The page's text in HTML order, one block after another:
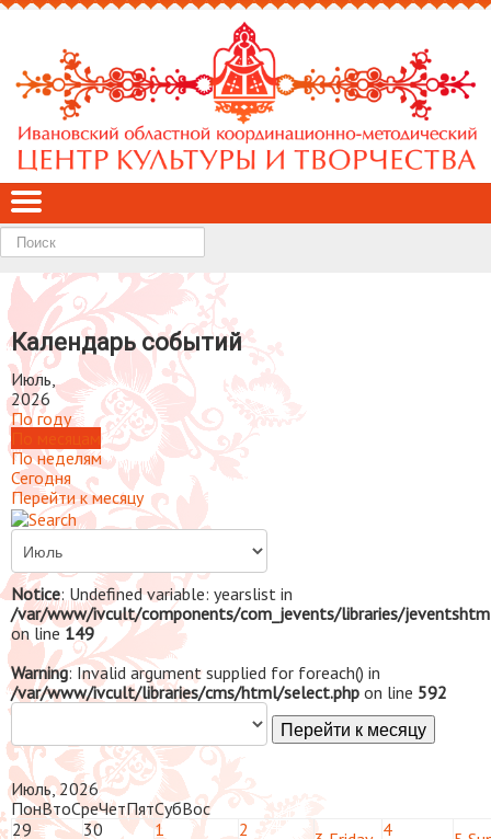
Найти
Календарь событий
Июль,
2026
По году
По неделям
Сегодня
Перейти к месяцу
Notice: Undefined variable: yearslist in
/var/www/ivcult/components/com_jevents/libraries/
on line149
Warning: Invalid argument supplied for foreach() in
/var/www/ivcult/libraries/cms/html/select.php on line 592
Перейти к месяцу
Июль, 2026
ПонВтоСреЧетПятСубВос
29
30
1
2
4